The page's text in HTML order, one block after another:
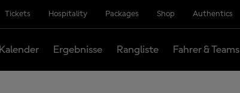
Tickets Hospitality Packages Shop Authentics
Kalender Ergebnisse Rangliste Fahrer & Teams